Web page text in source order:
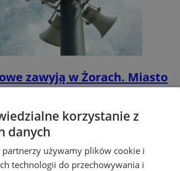
zawyją w Żorach. Miasto
godzinę
korzystanie z
danych
partnerzy używamy plików cookie i
technologii do przechowywania i